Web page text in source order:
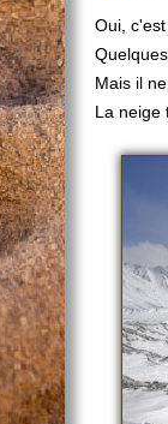
Oui,
Mais il
La neige